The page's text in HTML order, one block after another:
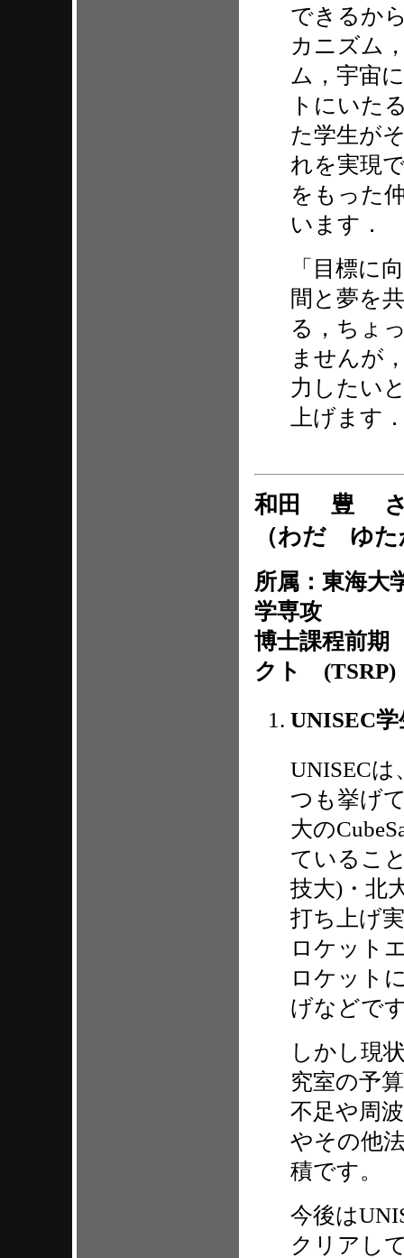
できるか
カニズム
ム，宇宙
トにいた
た学生が
れを実現
をもった
います
「目標に
間と夢を
る，ちょ
ませんが
力したい
上げます
和田 豊
（わだ ゆた
所属：東海大
学専攻
博士課程前期
クト (TSRP)
UNISEC
UNISEC
つも挙げ
大の
ているこ
技大)・北
打ち上げ
ロケット
ロケット
げなどで
しかし現
究室の予
不足や周
やその他
積です。
今後は
クリアし